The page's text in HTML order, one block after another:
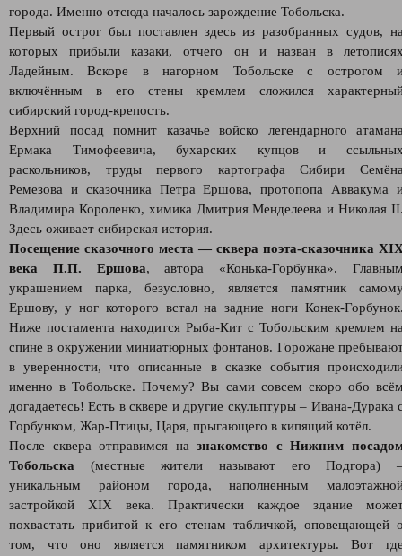
города. Именно отсюда началось зарождение Тобольска.
Первый острог был поставлен здесь из разобранных судов,
которых прибыли казаки, отчего он и назван в
Ладейным. Вскоре в нагорном Тобольске с острогом
включённым в его стены кремлем сложился
сибирский город-крепость.
Верхний посад помнит казачье войско легендарного
Ермака Тимофеевича, бухарских купцов и
раскольников, труды первого картографа Сибири
Ремезова и сказочника Петра Ершова, протопопа Аввакума
Владимира Короленко, химика Дмитрия Менделеева и Николая
Здесь оживает сибирская история.
Посещение сказочного места — сквера поэта-сказочника
века П.П. Ершова, автора «Конька-Горбунка».
украшением парка, безусловно, является памятник
Ершову, у ног которого встал на задние ноги Конек-
Ниже постамента находится Рыба-Кит с Тобольским кремлем
спине в окружении миниатюрных фонтанов. Горожане
в уверенности, что описанные в сказке события
именно в Тобольске. Почему? Вы сами совсем скоро обо
догадаетесь! Есть в сквере и другие скульптуры – Ивана-Дурака
Горбунком, Жар-Птицы, Царя, прыгающего в кипящий котёл.
После сквера отправимся назнакомство с Нижним
Тобольска (местные жители называют его Подгора)
уникальным районом города, наполненным
застройкой XIX века. Практически каждое здание
похвастать прибитой к его стенам табличкой, оповещающей
том, что оно является памятником архитектуры. Вот